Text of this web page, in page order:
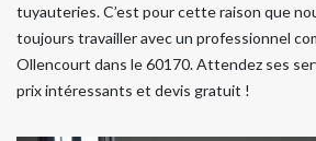
tuyauteries. C’est pour cette raison que
toujours travailler avec un professionnel
Ollencourt dans le 60170. Attendez ses
prix intéressants et devis gratuit !